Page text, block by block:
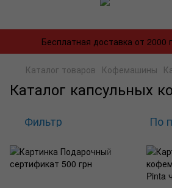
Бесплатная доставка от 2000
Каталог товаров Кофемашины
Каталог капсульных
Фильтр По